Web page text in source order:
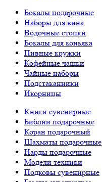
Бокалы подарочные
Наборы для вина
Водочные стопки
Бокалы для коньяка
Пивные кружки
Кофейные чашки
Чайные наборы
Подстаканники
Икорницы
Книги сувенирные
Библии подарочные
Коран подарочный
Шахматы подарочные
Нарды подарочные
Модели техники
Подковы сувенирные